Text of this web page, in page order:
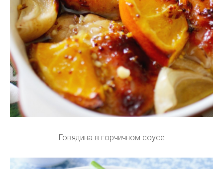
Говядина в горчичном соусе